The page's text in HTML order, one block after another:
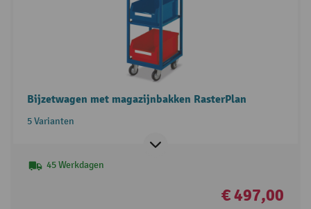
Bijzetwagen met magazijnbakken RasterPlan
5 Varianten
45 Werkdagen
€ 497,00